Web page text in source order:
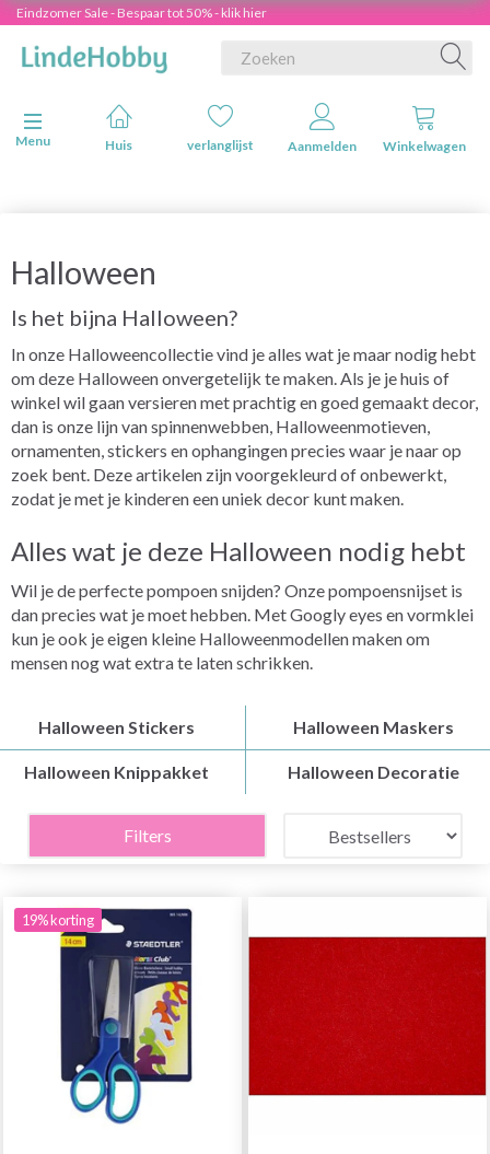
Eindzomer Sale - Bespaar tot 50% - klik hier
Navigatie in-/uitschakelen
Menu
Huis verlanglijst Aanmelden Winkelwagen
Halloween
Is het bijna Halloween?
In onze Halloweencollectie vind je alles wat je maar nodig hebt
om deze Halloween onvergetelijk te maken. Als je je huis of
winkel wil gaan versieren met prachtig en goed gemaakt decor,
dan is onze lijn van spinnenwebben, Halloweenmotieven,
ornamenten, stickers en ophangingen precies waar je naar op
zoek bent. Deze artikelen zijn voorgekleurd of onbewerkt,
zodat je met je kinderen een uniek decor kunt maken.
Alles wat je deze Halloween nodig hebt
Wil je de perfecte pompoen snijden? Onze pompoensnijset is
dan precies wat je moet hebben. Met Googly eyes en vormklei
kun je ook je eigen kleine Halloweenmodellen maken om
mensen nog wat extra te laten schrikken.
Halloween Stickers Halloween Maskers
Halloween Knippakket Halloween Decoratie
Filters
19% korting